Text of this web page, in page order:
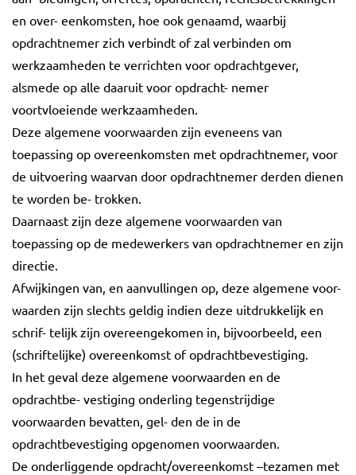
en over- eenkomsten, hoe ook genaamd, waarbij
opdrachtnemer zich verbindt of zal verbinden om
werkzaamheden te verrichten voor opdrachtgever,
alsmede op alle daaruit voor opdracht- nemer
voortvloeiende werkzaamheden.
Deze algemene voorwaarden zijn eveneens van
toepassing op overeenkomsten met opdrachtnemer, voor
de uitvoering waarvan door opdrachtnemer derden dienen
te worden be- trokken.
Daarnaast zijn deze algemene voorwaarden van
toepassing op de medewerkers van opdrachtnemer en zijn
directie.
Afwijkingen van, en aanvullingen op, deze algemene voor-
waarden zijn slechts geldig indien deze uitdrukkelijk en
schrif- telijk zijn overeengekomen in, bijvoorbeeld, een
(schriftelijke) overeenkomst of opdrachtbevestiging.
In het geval deze algemene voorwaarden en de
opdrachtbe- vestiging onderling tegenstrijdige
voorwaarden bevatten, gel- den de in de
opdrachtbevestiging opgenomen voorwaarden.
De onderliggende opdracht/overeenkomst –tezamen met